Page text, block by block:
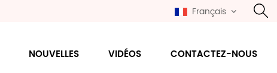
Français
NOUVELLES VIDÉOS CONTACTEZ-NOUS